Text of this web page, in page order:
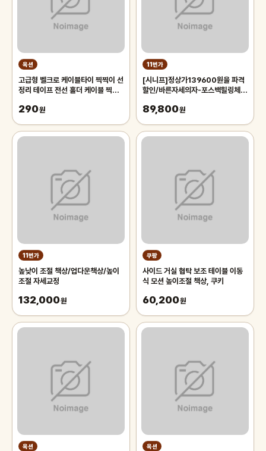
옥션
고급형 벨크로 케이블타이 찍찍이 선
정리 테이프 전선 홀더 케이블 찍찍
290원
11번가
[시니프]정상가139600원을 파격
할인/바른자세의자-포스백힐링체
89,800원
11번가
높낮이 조절 책상/업다운책상/높이
조절 자세교정
132,000원
쿠팡
사이드 거실 협탁 보조 테이블 이동
식 모션 높이조절 책상, 쿠키
60,200원
옥션 옥션